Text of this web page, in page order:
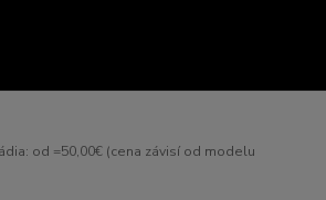
od =50,00€ (cena závisí od modelu